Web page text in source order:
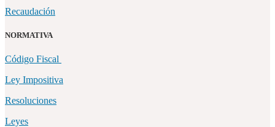
Recaudación
NORMATIVA
Código Fiscal
Ley Impositiva
Resoluciones
Leyes